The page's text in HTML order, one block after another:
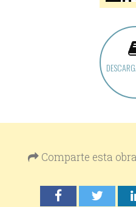
Comparte esta